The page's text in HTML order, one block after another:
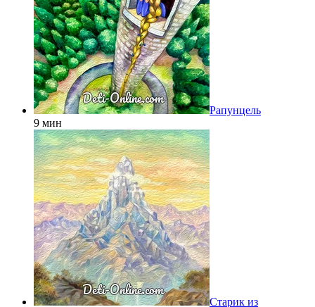
Рапунцель
9 мин
Старик из